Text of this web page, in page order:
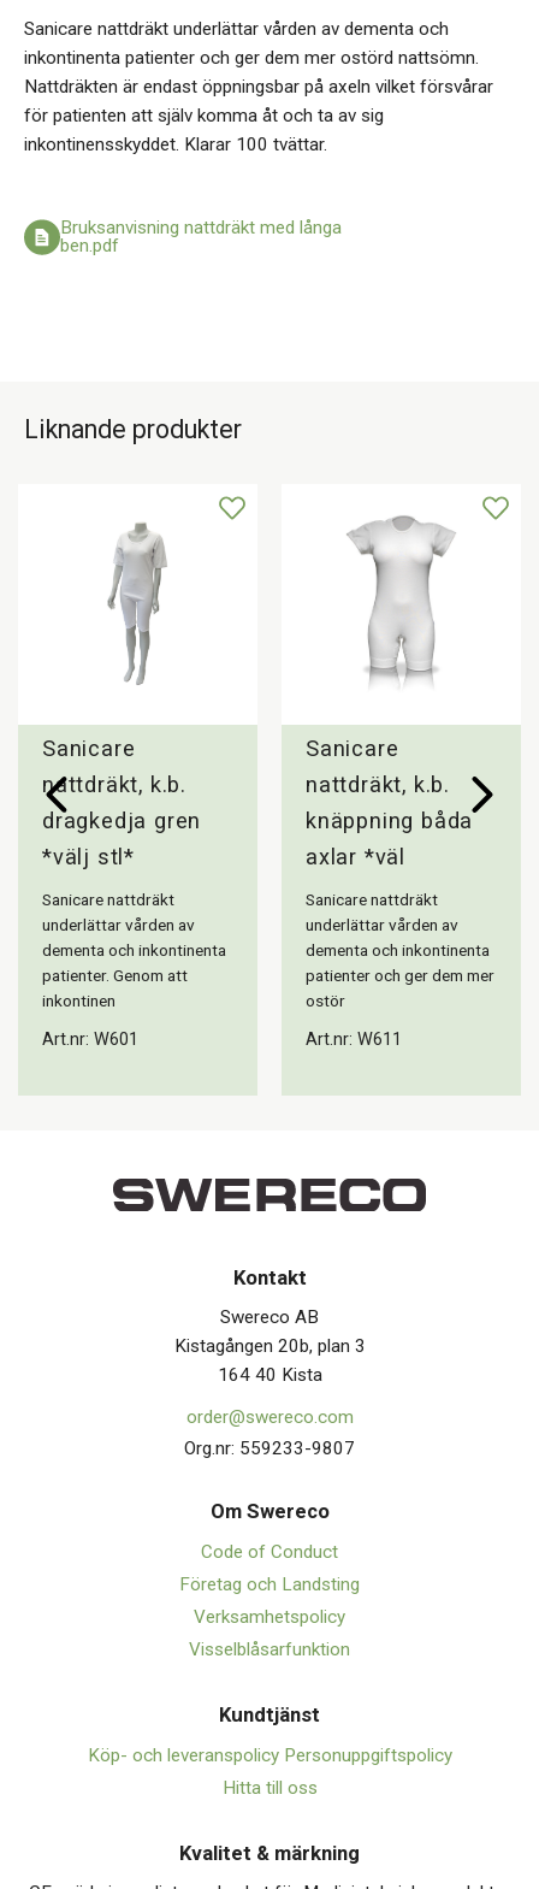
Sanicare nattdräkt underlättar vården av dementa och
inkontinenta patienter och ger dem mer ostörd nattsömn.
Nattdräkten är endast öppningsbar på axeln vilket försvårar
för patienten att själv komma åt och ta av sig
inkontinensskyddet. Klarar 100 tvättar.
Bruksanvisning nattdräkt med långa
ben.pdf
Liknande produkter
Sanicare
nattdräkt, k.b.
dragkedja gren
*välj stl*
Sanicare nattdräkt
underlättar vården av
dementa och inkontinenta
patienter. Genom att
inkontinen
Art.nr: W601
Sanicare
nattdräkt, k.b.
knäppning båda
axlar *väl
Sanicare nattdräkt
underlättar vården av
dementa och inkontinenta
patienter och ger dem mer
ostör
Art.nr: W611
Kontakt
Swereco AB
Kistagången 20b, plan 3
164 40 Kista
order@swereco.com
Org.nr: 559233-9807
Om Swereco
Code of Conduct
Företag och Landsting
Verksamhetspolicy
Visselblåsarfunktion
Kundtjänst
Köp- och leveranspolicy Personuppgiftspolicy
Hitta till oss
Kvalitet & märkning